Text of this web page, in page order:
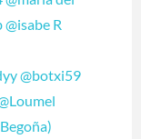
@isabe R
@botxi59